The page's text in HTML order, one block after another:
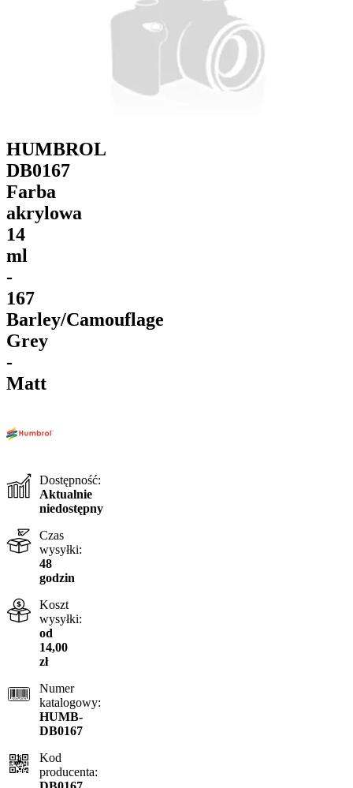
HUMBROL
DB0167
Farba
akrylowa
14
ml
-
167
Barley/Camouflage
Grey
-
Matt
Dostępność:
Aktualnie
niedostępny
Czas
wysyłki:
48
godzin
Koszt
wysyłki:
od
14,00
zł
Numer
katalogowy:
HUMB-
DB0167
Kod
producenta: